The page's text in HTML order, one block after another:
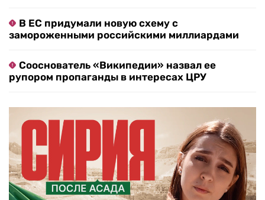
В ЕС придумали новую схему с
замороженными российскими миллиардами
Сооснователь «Википедии» назвал ее
рупором пропаганды в интересах ЦРУ